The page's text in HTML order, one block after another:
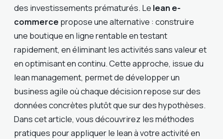
des investissements prématurés. Le lean e-
commerce propose une alternative : construire
une boutique en ligne rentable en testant
rapidement, en éliminant les activités sans valeur et
en optimisant en continu. Cette approche, issue du
lean management, permet de développer un
business agile où chaque décision repose sur des
données concrètes plutôt que sur des hypothèses.
Dans cet article, vous découvrirez les méthodes
pratiques pour appliquer le lean à votre activité en